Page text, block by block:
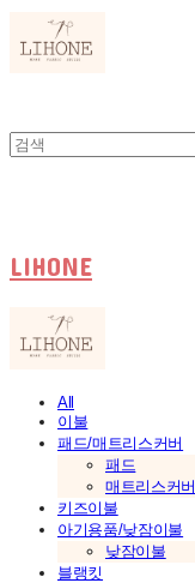
LIHONE
All
이불
패드/매트리스커버
패드
매트리스커버
키즈이불
아기용품/낮잠이불
낮잠이불
블랭킷